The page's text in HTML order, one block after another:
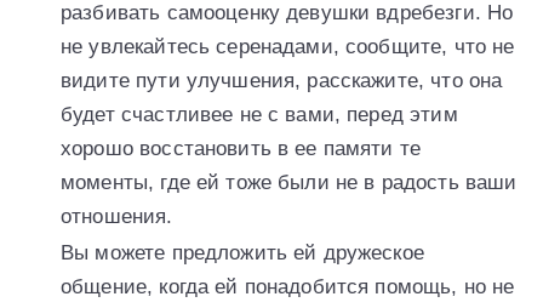
разбивать самооценку девушки вдребезги. Но
не увлекайтесь серенадами, сообщите, что не
видите пути улучшения, расскажите, что она
будет счастливее не с вами, перед этим
хорошо восстановить в ее памяти те
моменты, где ей тоже были не в радость ваши
отношения.
Вы можете предложить ей дружеское
общение, когда ей понадобится помощь, но не